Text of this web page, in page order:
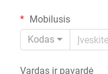
Mobilusis
Kodas
Vardas ir pavardė